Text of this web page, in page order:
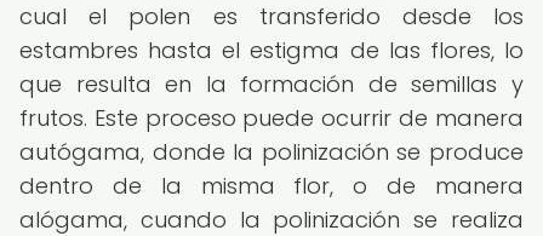
cual el polen es transferido desde los
estambres hasta el estigma de las flores, lo
que resulta en la formación de semillas y
frutos. Este proceso puede ocurrir de manera
autógama, donde la polinización se produce
dentro de la misma flor, o de manera
alógama, cuando la polinización se realiza